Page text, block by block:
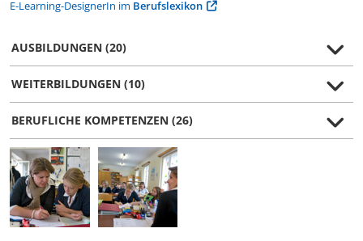
E-Learning-DesignerIn im Berufslexikon
AUSBILDUNGEN (20)
WEITERBILDUNGEN (10)
BERUFLICHE KOMPETENZEN (26)